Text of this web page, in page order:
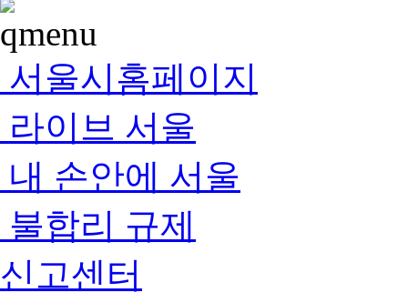
서울시홈페이지
라이브 서울
내 손안에 서울
불합리 규제
신고센터